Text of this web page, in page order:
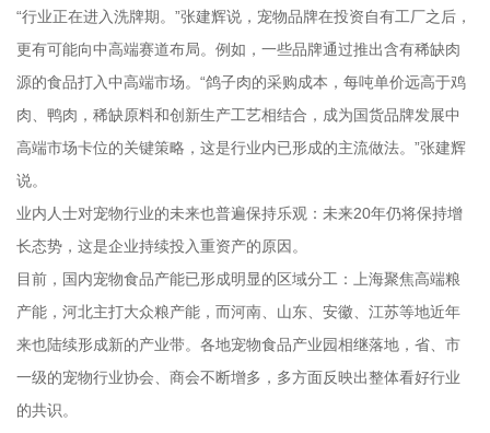
“行业正在进入洗牌期。”张建辉说，宠物品牌在投资自有工厂之后，
更有可能向中高端赛道布局。例如，一些品牌通过推出含有稀缺肉
源的食品打入中高端市场。“鸽子肉的采购成本，每吨单价远高于鸡
肉、鸭肉，稀缺原料和创新生产工艺相结合，成为国货品牌发展中
高端市场卡位的关键策略，这是行业内已形成的主流做法。”张建辉
说。
业内人士对宠物行业的未来也普遍保持乐观：未来20年仍将保持增
长态势，这是企业持续投入重资产的原因。
目前，国内宠物食品产能已形成明显的区域分工：上海聚焦高端粮
产能，河北主打大众粮产能，而河南、山东、安徽、江苏等地近年
来也陆续形成新的产业带。各地宠物食品产业园相继落地，省、市
一级的宠物行业协会、商会不断增多，多方面反映出整体看好行业
的共识。